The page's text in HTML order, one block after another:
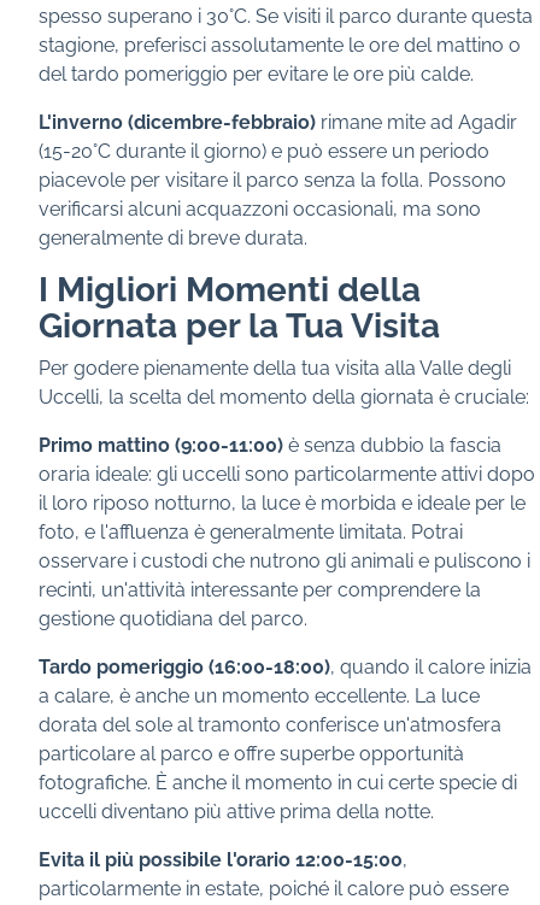
spesso superano i 30°C. Se visiti il parco durante questa
stagione, preferisci assolutamente le ore del mattino o
del tardo pomeriggio per evitare le ore più calde.
L'inverno (dicembre-febbraio)rimane mite ad Agadir
(15-20°C durante il giorno) e può essere un periodo
piacevole per visitare il parco senza la folla. Possono
verificarsi alcuni acquazzoni occasionali, ma sono
generalmente di breve durata.
I Migliori Momenti della
Giornata per la Tua Visita
Per godere pienamente della tua visita alla Valle degli
Uccelli, la scelta del momento della giornata è cruciale:
Primo mattino (9:00-11:00) è senza dubbio la fascia
oraria ideale: gli uccelli sono particolarmente attivi dopo
il loro riposo notturno, la luce è morbida e ideale per le
foto, e l'affluenza è generalmente limitata. Potrai
osservare i custodi che nutrono gli animali e puliscono i
recinti, un'attività interessante per comprendere la
gestione quotidiana del parco.
Tardo pomeriggio (16:00-18:00), quando il calore inizia
a calare, è anche un momento eccellente. La luce
dorata del sole al tramonto conferisce un'atmosfera
particolare al parco e offre superbe opportunità
fotografiche. È anche il momento in cui certe specie di
uccelli diventano più attive prima della notte.
Evita il più possibile l'orario 12:00-15:00,
particolarmente in estate, poiché il calore può essere